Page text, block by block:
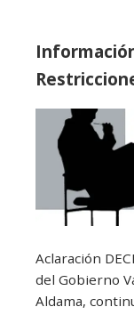
Aclaración
del Gobierno
Aldama,